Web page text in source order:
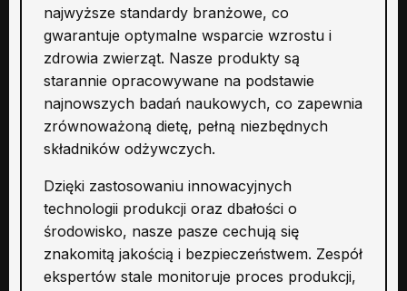
najwyższe standardy branżowe, co
gwarantuje optymalne wsparcie wzrostu i
zdrowia zwierząt. Nasze produkty są
starannie opracowywane na podstawie
najnowszych badań naukowych, co zapewnia
zrównoważoną dietę, pełną niezbędnych
składników odżywczych.
Dzięki zastosowaniu innowacyjnych
technologii produkcji oraz dbałości o
środowisko, nasze pasze cechują się
znakomitą jakością i bezpieczeństwem. Zespół
ekspertów stale monitoruje proces produkcji,